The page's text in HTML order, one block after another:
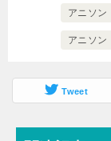
アニソン
アニソン
Tweet